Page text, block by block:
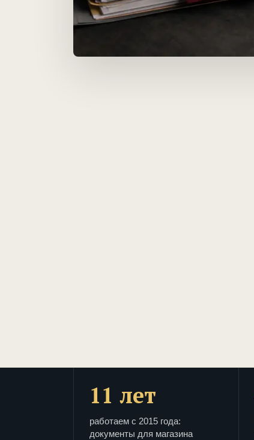
11 лет
работаем с 2015 года:
документы для магазина